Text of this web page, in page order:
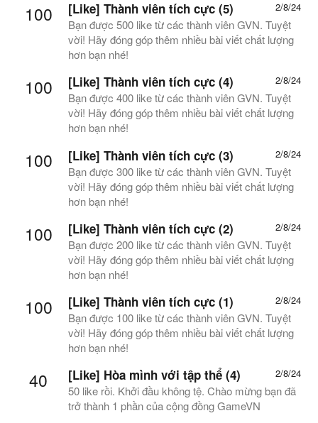
100 2/8/24
[Like] Thành viên tích cực (5)
Bạn được 500 like từ các thành viên GVN. Tuyệt
vời! Hãy đóng góp thêm nhiều bài viết chất lượng
hơn bạn nhé!
100 2/8/24
[Like] Thành viên tích cực (4)
Bạn được 400 like từ các thành viên GVN. Tuyệt
vời! Hãy đóng góp thêm nhiều bài viết chất lượng
hơn bạn nhé!
100 2/8/24
[Like] Thành viên tích cực (3)
Bạn được 300 like từ các thành viên GVN. Tuyệt
vời! Hãy đóng góp thêm nhiều bài viết chất lượng
hơn bạn nhé!
100 2/8/24
[Like] Thành viên tích cực (2)
Bạn được 200 like từ các thành viên GVN. Tuyệt
vời! Hãy đóng góp thêm nhiều bài viết chất lượng
hơn bạn nhé!
100 2/8/24
[Like] Thành viên tích cực (1)
Bạn được 100 like từ các thành viên GVN. Tuyệt
vời! Hãy đóng góp thêm nhiều bài viết chất lượng
hơn bạn nhé!
40 2/8/24
[Like] Hòa mình với tập thể (4)
50 like rồi. Khởi đầu không tệ. Chào mừng bạn đã
trở thành 1 phần của cộng đồng GameVN